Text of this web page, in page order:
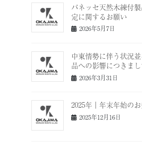
パネッセ天然木練付
定に関するお願い
2026年5月7日
中東情勢に伴う状況
品への影響につきま
2026年3月31日
2025年｜年末年始の
2025年12月16日